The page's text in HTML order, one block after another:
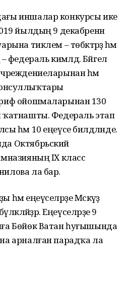
иншалар конкурсы ике
йылдың 9 декабренән
тиклем – төбәктәрҙә һәм
кимәлдә. Бәйгелә
һәм
консуллыҡтары
ойошмаларынан 130
Федераль этап
һәм 10 еңеүсе билдәләнде.
Октябрьский
IХ класс
ла бар.
еңеүселәрҙе Мәскәүҙә
Еңеүселәрҙе 9
Бөйөк Ватан һуғышында
арналған парадҡа ла